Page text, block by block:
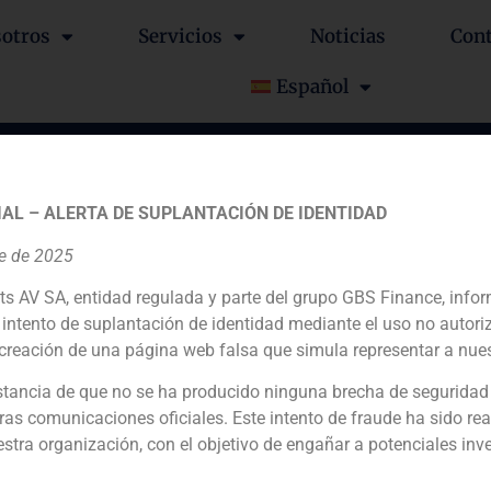
Servicios Noticias
Español
del banco a Banque
Financial advisor to the seller
N/D
– ALERTA DE SUPLANTACIÓN DE IDENTIDAD
de 2025
AV SA, entidad regulada y parte del grupo GBS Finance,
de suplantación de identidad mediante el uso no
de una página web falsa que simula representar a
de que no se ha producido ninguna brecha de
comunicaciones oficiales. Este intento de fraude ha sido
organización, con el objetivo de engañar a potenciales